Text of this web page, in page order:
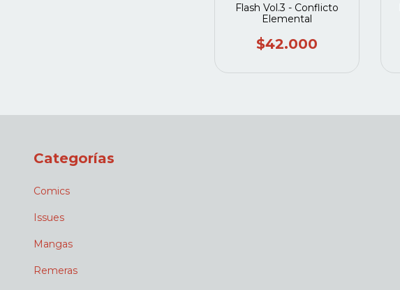
Flash Vol.3 - Conflicto
Elemental
$42.000
Categorías
Comics
Issues
Mangas
Remeras